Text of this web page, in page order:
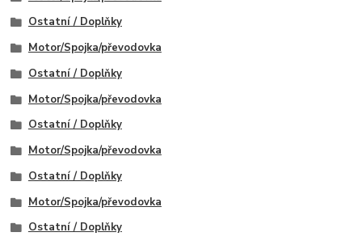
Ostatní / Doplňky
Motor/Spojka/převodovka
Ostatní / Doplňky
Motor/Spojka/převodovka
Ostatní / Doplňky
Motor/Spojka/převodovka
Ostatní / Doplňky
Motor/Spojka/převodovka
Ostatní / Doplňky